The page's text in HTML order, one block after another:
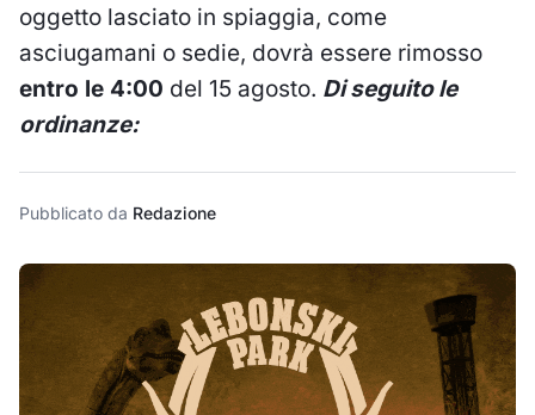
oggetto lasciato in spiaggia, come
asciugamani o sedie, dovrà essere rimosso
entro le 4:00 del 15 agosto. Di seguito le
ordinanze:
Pubblicato da Redazione